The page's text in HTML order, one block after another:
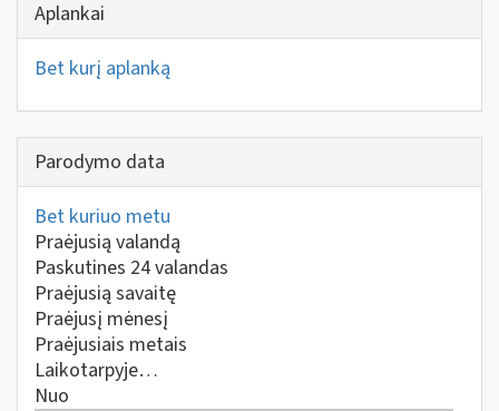
Aplankai
Bet kurį aplanką
Parodymo data
Bet kuriuo metu
Praėjusią valandą
Paskutines 24 valandas
Praėjusią savaitę
Praėjusį mėnesį
Praėjusiais metais
Laikotarpyje…
Nuo